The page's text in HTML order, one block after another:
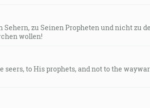
Sehern, zu Seinen Propheten und nicht zu
wollen!
seers, to His prophets, and not to the